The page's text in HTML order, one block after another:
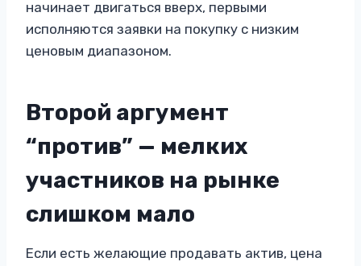
начинает двигаться вверх, первыми
исполняются заявки на покупку с низким
ценовым диапазоном.
Второй аргумент
“против” — мелких
участников на рынке
слишком мало
Если есть желающие продавать актив, цена